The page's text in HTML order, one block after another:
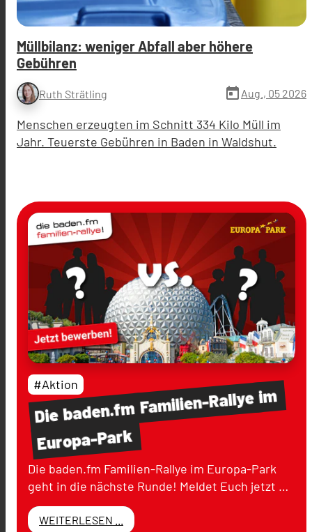
Müllbilanz: weniger Abfall aber höhere
Gebühren
Ruth Strätling today Aug., 05 2026
Menschen erzeugten im Schnitt 334 Kilo Müll im
Jahr. Teuerste Gebühren in Baden in Waldshut.
Diebaden.fmFamilien-Rallyeim
Europa-Park
#Aktion
Die baden.fm Familien-Rallye im Europa-Park
geht in die nächste Runde! Meldet Euch jetzt …
WEITERLESEN ...